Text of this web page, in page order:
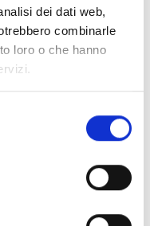
dei dati web,
combinarle
loro o che hanno